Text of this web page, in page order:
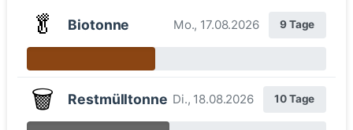
🥬 Biotonne Mo., 17.08.2026 9 Tage
🗑️ Restmülltonne Di., 18.08.2026 10 Tage